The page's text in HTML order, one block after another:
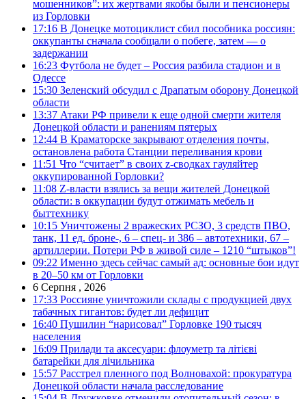
мошенников”: их жертвами якобы были и пенсионеры
из Горловки
17:16 В Донецке мотоциклист сбил пособника россиян:
оккупанты сначала сообщали о побеге, затем — о
задержании
16:23 Футбола не будет – Россия разбила стадион и в
Одессе
15:30 Зеленский обсудил с Драпатым оборону Донецкой
области
13:37 Атаки РФ привели к еще одной смерти жителя
Донецкой области и ранениям пятерых
12:44 В Краматорске закрывают отделения почты,
остановлена работа Станции переливания крови
11:51 Что “считает” в своих z-сводках гауляйтер
оккупированной Горловки?
11:08 Z-власти взялись за вещи жителей Донецкой
области: в оккупации будут отжимать мебель и
быттехнику
10:15 Уничтожены 2 вражеских РСЗО, 3 средств ПВО,
танк, 11 ед. броне-, 6 – спец- и 386 – автотехники, 67 –
артиллерии. Потери РФ в живой силе – 1210 “штыков”!
09:22 Именно здесь сейчас самый ад: основные бои идут
в 20–50 км от Горловки
6 Серпня , 2026
17:33 Россияне уничтожили склады с продукцией двух
табачных гигантов: будет ли дефицит
16:40 Пушилин “нарисовал” Горловке 190 тысяч
населения
16:09 Прилади та аксесуари: флоуметр та літієві
батарейки для лічильника
15:57 Расстрел пленного под Волновахой: прокуратура
Донецкой области начала расследование